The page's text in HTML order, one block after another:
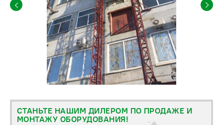
СТАНЬТЕ НАШИМ ДИЛЕРОМ ПО ПРОДАЖЕ И
МОНТАЖУ ОБОРУДОВАНИЯ!